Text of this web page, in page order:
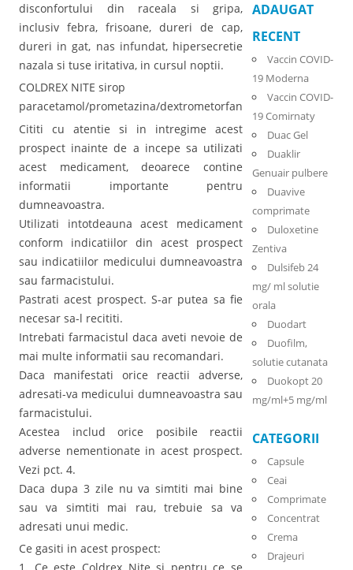
disconfortului din raceala si gripa,
inclusiv febra, frisoane, dureri de cap,
dureri in gat, nas infundat, hipersecretie
nazala si tuse iritativa, in cursul noptii.
COLDREX NITE sirop
paracetamol/prometazina/dextrometorfan
Cititi cu atentie si in intregime acest
prospect inainte de a incepe sa utilizati
acest medicament, deoarece contine
informatii importante pentru
dumneavoastra.
Utilizati intotdeauna acest medicament
conform indicatiilor din acest prospect
sau indicatiilor medicului dumneavoastra
sau farmacistului.
Pastrati acest prospect. S-ar putea sa fie
necesar sa-l recititi.
Intrebati farmacistul daca aveti nevoie de
mai multe informatii sau recomandari.
Daca manifestati orice reactii adverse,
adresati-va medicului dumneavoastra sau
farmacistului.
Acestea includ orice posibile reactii
adverse nementionate in acest prospect.
Vezi pct. 4.
Daca dupa 3 zile nu va simtiti mai bine
sau va simtiti mai rau, trebuie sa va
adresati unui medic.
Ce gasiti in acest prospect:
ADAUGAT
RECENT
Vaccin COVID-
19 Moderna
Vaccin COVID-
19 Comirnaty
Duac Gel
Duaklir
Genuair pulbere
Duavive
comprimate
Duloxetine
Zentiva
Dulsifeb 24
mg/ ml solutie
orala
Duodart
Duofilm,
solutie cutanata
Duokopt 20
mg/ml+5 mg/ml
CATEGORII
Capsule
Ceai
Comprimate
Concentrat
Crema
Drajeuri